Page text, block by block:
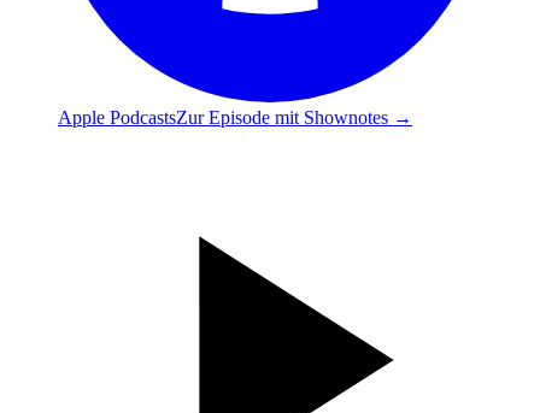
Apple PodcastsZur Episode mit Shownotes →